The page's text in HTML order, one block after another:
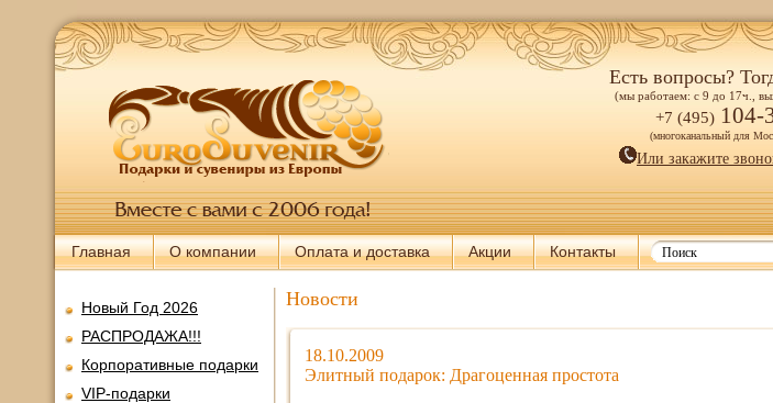
Есть вопросы?
(мы работаем: с 9 до 17ч.,
+7 (495) 104-
(многоканальный для
Или закажите
Главная О компании Оплата и доставка Акции Контакты
Новый Год 2026
РАСПРОДАЖА!!!
Корпоративные подарки
VIP-подарки
Новости
18.10.2009
Элитный подарок: Драгоценная простота